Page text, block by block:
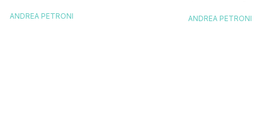
destinazioni incredibili grazie a queste
ANDREA PETRONI
segnalazioni
ANDREA PETRONI